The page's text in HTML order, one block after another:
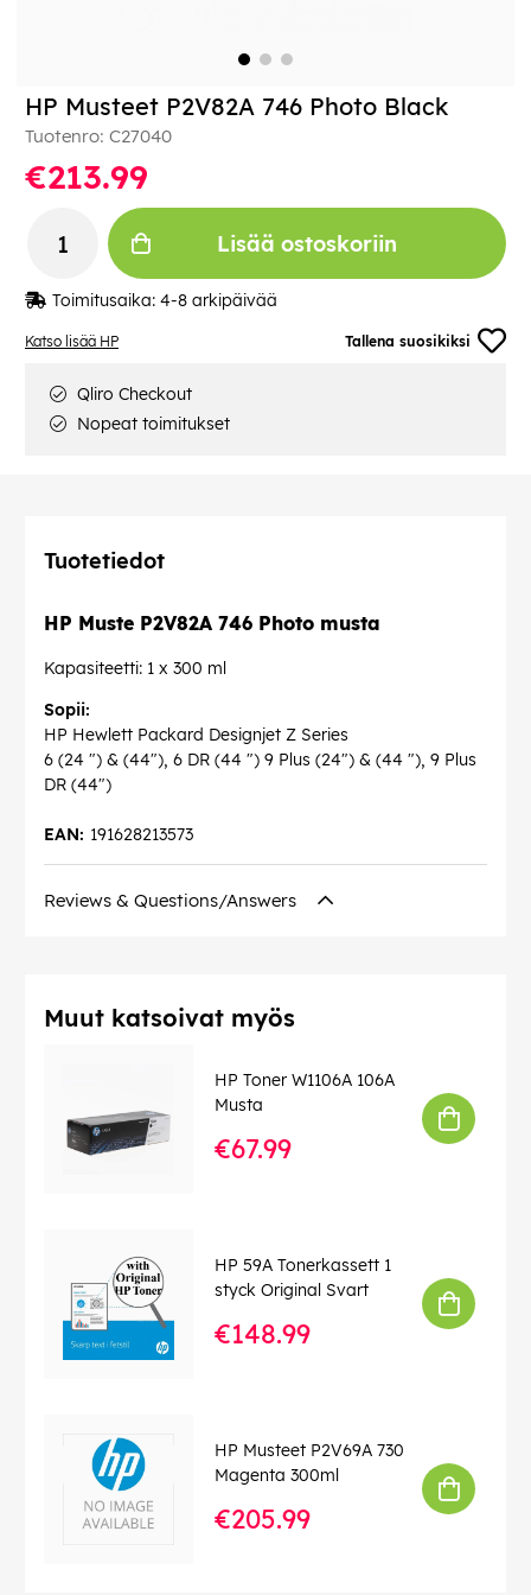
Katso lisää HP Tallena suosikiksi
HP Musteet P2V82A 746 Photo Black
Tuotenro: C27040
€213.99
Lisää ostoskoriin
Toimitusaika: 4-8 arkipäivää
Qliro Checkout
Nopeat toimitukset
Tuotetiedot
HP Muste P2V82A 746 Photo musta
Kapasiteetti: 1 x 300 ml
Sopii:
HP Hewlett Packard Designjet Z Series
6 (24 ") & (44"), 6 DR (44 ") 9 Plus (24") & (44 "), 9 Plus
DR (44")
191628213573
EAN:
Reviews & Questions/Answers
Muut katsoivat myös
HP Toner W1106A 106A
Musta
€67.99
HP 59A Tonerkassett 1
styck Original Svart
€148.99
HP Musteet P2V69A 730
Magenta 300ml
€205.99